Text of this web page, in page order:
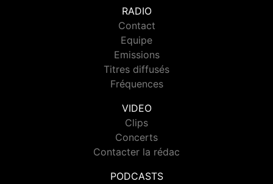
RADIO
Contact
Equipe
Emissions
Titres diffusés
Fréquences
VIDEO
Clips
Concerts
Contacter la rédac
PODCASTS